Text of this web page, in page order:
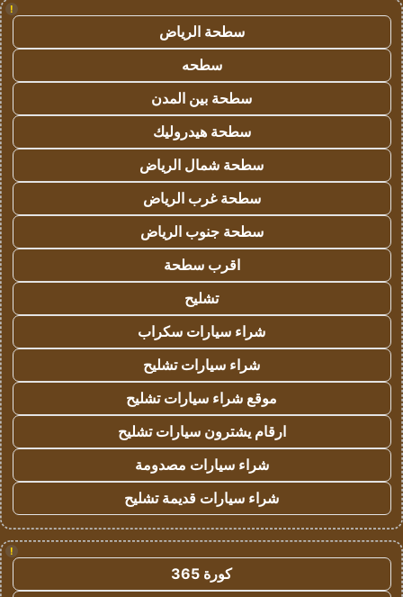
!
سطحة الرياض
سطحه
سطحة بين المدن
سطحة هيدروليك
سطحة شمال الرياض
سطحة غرب الرياض
سطحة جنوب الرياض
اقرب سطحة
تشليح
شراء سيارات سكراب
شراء سيارات تشليح
موقع شراء سيارات تشليح
ارقام يشترون سيارات تشليح
شراء سيارات مصدومة
شراء سيارات قديمة تشليح
!
كورة 365